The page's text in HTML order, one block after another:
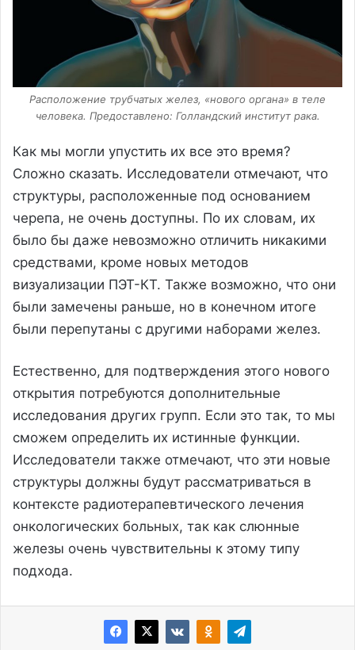
Расположение трубчатых желез, «нового органа» в теле
человека. Предоставлено: Голландский институт рака.
Как мы могли упустить их все это время?
Сложно сказать. Исследователи отмечают, что
структуры, расположенные под основанием
черепа, не очень доступны. По их словам, их
было бы даже невозможно отличить никакими
средствами, кроме новых методов
визуализации ПЭТ-КТ. Также возможно, что они
были замечены раньше, но в конечном итоге
были перепутаны с другими наборами желез.
Естественно, для подтверждения этого нового
открытия потребуются дополнительные
исследования других групп. Если это так, то мы
сможем определить их истинные функции.
Исследователи также отмечают, что эти новые
структуры должны будут рассматриваться в
контексте радиотерапевтического лечения
онкологических больных, так как слюнные
железы очень чувствительны к этому типу
подхода.